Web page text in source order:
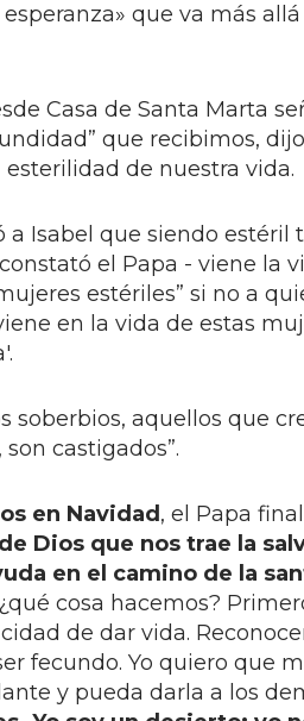
que va más allá
Casa de Santa Marta
que recibimos,
de nuestra vida.
Isabel que siendo estéril
el Papa - viene la
estériles” si no a
en la vida de estas
soberbios, aquellos que
castigados”.
en Navidad , el Papa
Dios que nos trae la
en el camino de la
cosa hacemos?
de dar vida.
fecundo. Yo quiero que
y pueda darla a los